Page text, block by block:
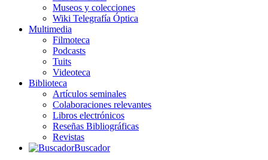
Museos y colecciones
Wiki Telegrafía Óptica
Multimedia
Filmoteca
Podcasts
Tuits
Videoteca
Biblioteca
Artículos seminales
Colaboraciones relevantes
Libros electrónicos
Reseñas Bibliográficas
Revistas
Buscador